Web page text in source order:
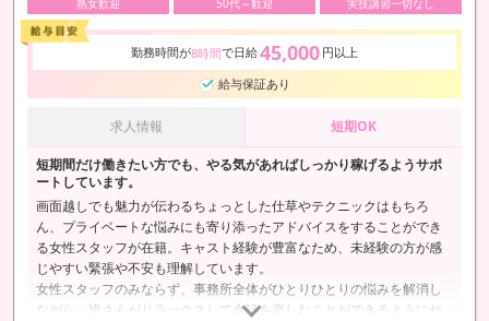
熟女歓迎
50代～歓迎 実技講習一切なし
勤務時間が8時間で日給45,000 円以上
給与保証あり
求人情報 短期OK
短期間だけ働きたい方でも、やる気があればしっかり稼げるようサポ
ートしています。
画面越しでも魅力が伝わるちょっとした仕草やテクニックはもちろ
ん、プライベートな悩みにも寄り添ったアドバイスをすることができ
る女性スタッフが在籍。キャスト経験が豊富なため、未経験の方が感
じやすい緊張や不安も理解しています。
女性スタッフのみならず、事務所全体がひとりひとりの悩みを解消し
ながら、皆さんがリラックスして会話を楽しむことができるようにサ